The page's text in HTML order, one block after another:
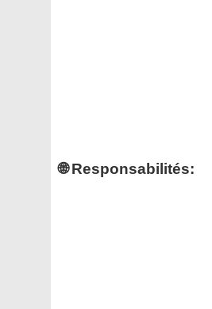
🌐 Responsabilités: